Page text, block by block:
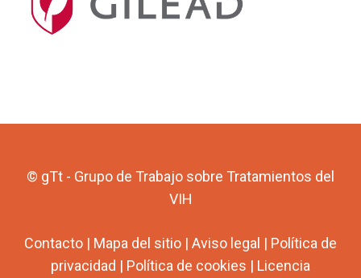
© gTt - Grupo de Trabajo sobre Tratamientos del
VIH
Contacto | Mapa del sitio | Aviso legal | Política de
privacidad | Política de cookies | Licencia